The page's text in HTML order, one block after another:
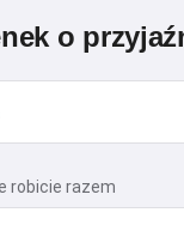
o
robicie razem